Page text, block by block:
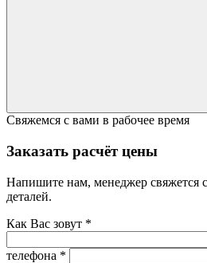
Свяжемся с вами в рабочее время
Заказать расчёт цены
Напишите нам, менеджер свяжется
деталей.
Как Вас зовут *
телефона *